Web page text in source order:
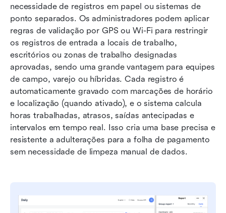
necessidade de registros em papel ou sistemas de
ponto separados. Os administradores podem aplicar
regras de validação por GPS ou Wi-Fi para restringir
os registros de entrada a locais de trabalho,
escritórios ou zonas de trabalho designadas
aprovadas, sendo uma grande vantagem para equipes
de campo, varejo ou híbridas. Cada registro é
automaticamente gravado com marcações de horário
e localização (quando ativado), e o sistema calcula
horas trabalhadas, atrasos, saídas antecipadas e
intervalos em tempo real. Isso cria uma base precisa e
resistente a adulterações para a folha de pagamento
sem necessidade de limpeza manual de dados.